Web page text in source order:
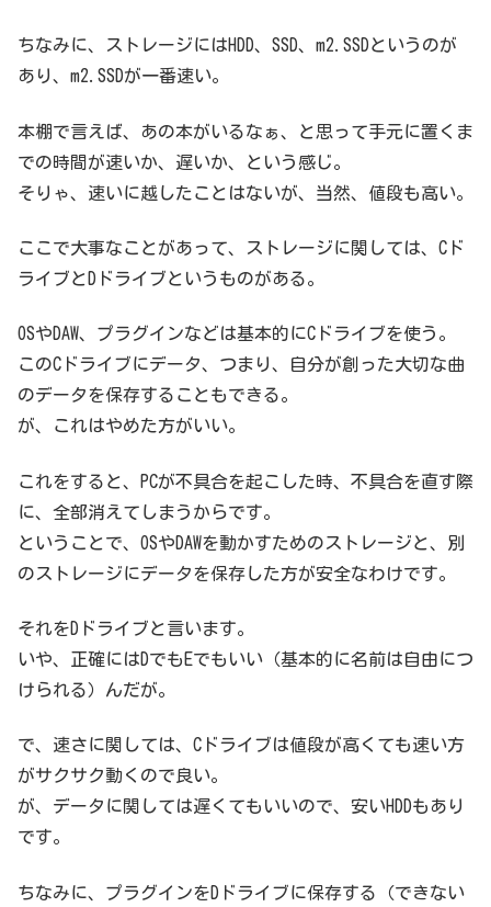
ちなみに、ストレージにはHDD、SSD、m2.SSDというのが
あり、m2.SSDが一番速い。
本棚で言えば、あの本がいるなぁ、と思って手元に置くま
での時間が速いか、遅いか、という感じ。
そりゃ、速いに越したことはないが、当然、値段も高い。
ここで大事なことがあって、ストレージに関しては、Cド
ライブとDドライブというものがある。
OSやDAW、プラグインなどは基本的にCドライブを使う。
このCドライブにデータ、つまり、自分が創った大切な曲
のデータを保存することもできる。
が、これはやめた方がいい。
これをすると、PCが不具合を起こした時、不具合を直す際
に、全部消えてしまうからです。
ということで、OSやDAWを動かすためのストレージと、別
のストレージにデータを保存した方が安全なわけです。
それをDドライブと言います。
いや、正確にはDでもEでもいい（基本的に名前は自由につ
けられる）んだが。
で、速さに関しては、Cドライブは値段が高くても速い方
がサクサク動くので良い。
が、データに関しては遅くてもいいので、安いHDDもあり
です。
ちなみに、プラグインをDドライブに保存する（できない